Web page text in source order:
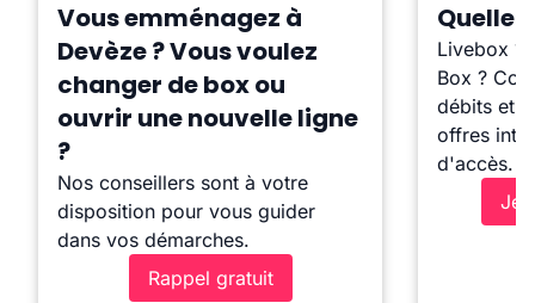
Vous emménagez à
Devèze ? Vous voulez
changer de box ou
ouvrir une nouvelle ligne
?
Nos conseillers sont à votre
disposition pour vous guider
dans vos démarches.
Rappel gratuit
Quelle
Livebox ?
Box ?
débits et
offres
d'accès.
Je